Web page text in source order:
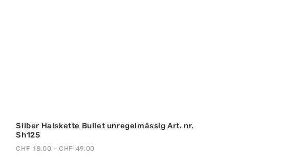
Silber Halskette Bullet unregelmässig Art. nr.
Sh125
CHF 18.00 – CHF 49.00